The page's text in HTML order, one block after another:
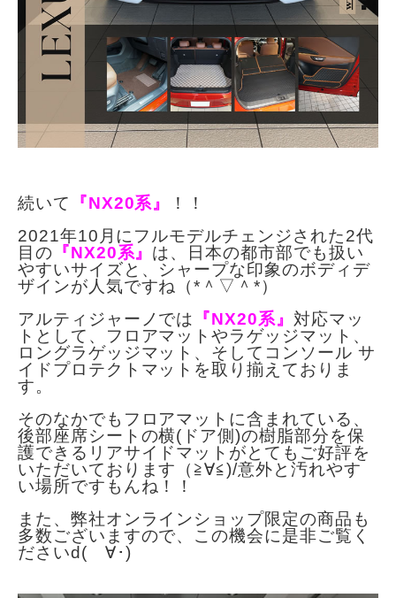
続いて 『NX20系』
！！
2021年10月にフルモデルチェンジされた2代
目の 『NX20系』 は、日本の都市部でも扱い
やすいサイズと、シャープな印象のボディデ
ザインが人気ですね（*＾▽＾*）
アルティジャーノでは
『NX20系』 対応マッ
トとして、フロアマットやラゲッジマット、
ロングラゲッジマット、そしてコンソール サ
イドプロテクトマットを取り揃えておりま
す。
そのなかでもフロアマットに含まれている、
後部座席シートの横(ドア側)の樹脂部分を保
護できるリアサイドマットがとてもご好評を
いただいております（≧∀≦)/意外と汚れやす
い場所ですもんね！！
また、弊社オンラインショップ限定の商品も
多数ございますので、この機会に是非ご覧く
ださいd(ゝ∀･)